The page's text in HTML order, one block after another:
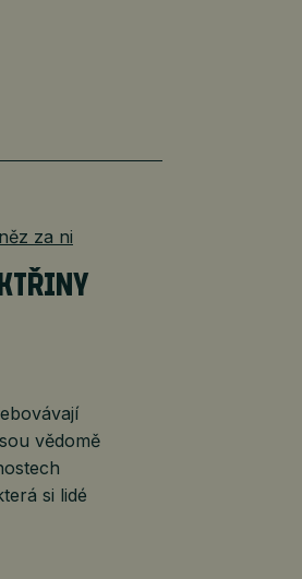
vědomě
si lidé